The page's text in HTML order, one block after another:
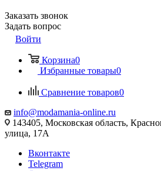
Заказать звонок
Задать вопрос
Войти
Корзина0
Избранные товары0
Сравнение товаров0
info@modamania-online.ru
143405, Московская область,
улица, 17А
Вконтакте
Telegram